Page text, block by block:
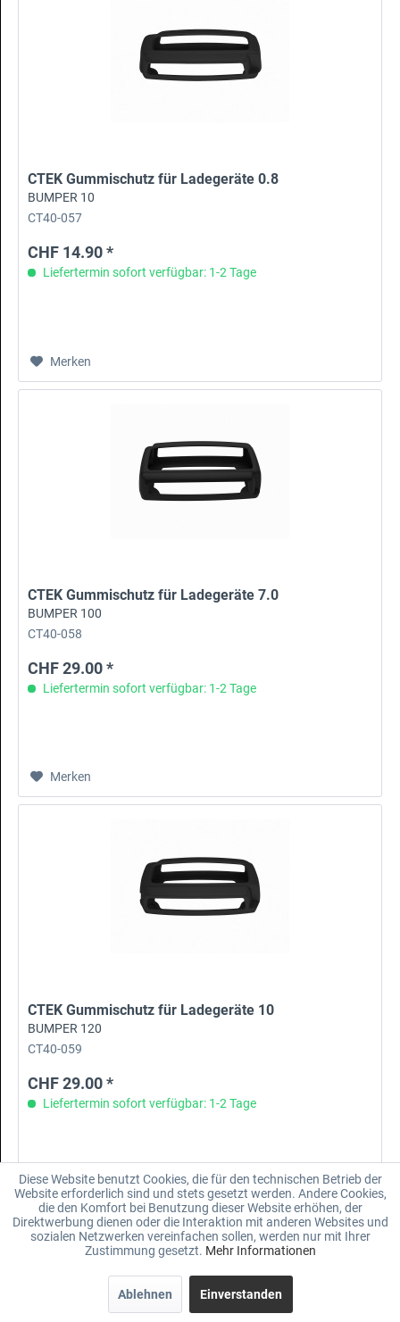
CTEK Gummischutz für Ladegeräte 0.8
BUMPER 10
CT40-057
CHF 14.90 *
Liefertermin sofort verfügbar: 1-2 Tage
Merken
CTEK Gummischutz für Ladegeräte 7.0
BUMPER 100
CT40-058
CHF 29.00 *
Liefertermin sofort verfügbar: 1-2 Tage
Merken
CTEK Gummischutz für Ladegeräte 10
BUMPER 120
CT40-059
CHF 29.00 *
Liefertermin sofort verfügbar: 1-2 Tage
Merken
Diese Website benutzt Cookies, die für den technischen Betrieb der
Website erforderlich sind und stets gesetzt werden. Andere Cookies,
die den Komfort bei Benutzung dieser Website erhöhen, der
Direktwerbung dienen oder die Interaktion mit anderen Websites und
sozialen Netzwerken vereinfachen sollen, werden nur mit Ihrer
Zustimmung gesetzt. Mehr Informationen
Ablehnen Einverstanden